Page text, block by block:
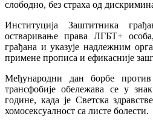
слободно, без страха од
Институција Заштитника
остваривање права ЛГБТ+
грађана и указује надлежним
примене прописа и ефикасније
Међународни дан борбе
трансфобије обележава се у
године, када је Светска
хомосексуалност са листе болести.